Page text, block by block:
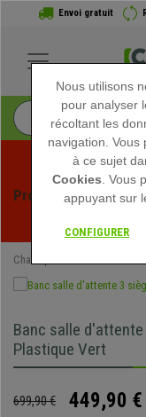
Envoi gratuit
Profitez des soldes
exclusives
Chaisepro
Banc salle
Plastique Vert
699,90 € 449,90 €
Nous utilisons
pour analyser
récoltant les
navigation.
à ce sujet
Cookies .
appuyant sur
CONFIGURER